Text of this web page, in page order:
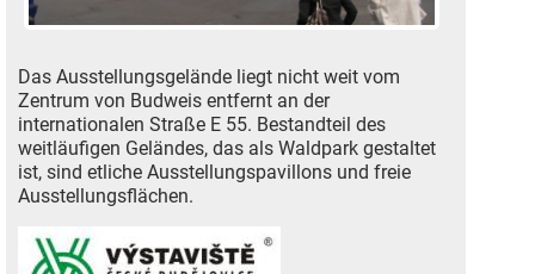
Das Ausstellungsgelände liegt nicht weit vom
Zentrum von Budweis entfernt an der
internationalen Straße E 55. Bestandteil des
weitläufigen Geländes, das als Waldpark gestaltet
ist, sind etliche Ausstellungspavillons und freie
Ausstellungsflächen.